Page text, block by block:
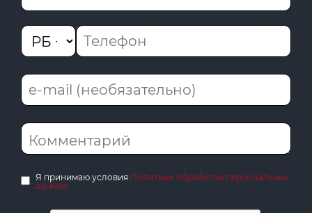
Я принимаю условия Политики обработки персональных
данных